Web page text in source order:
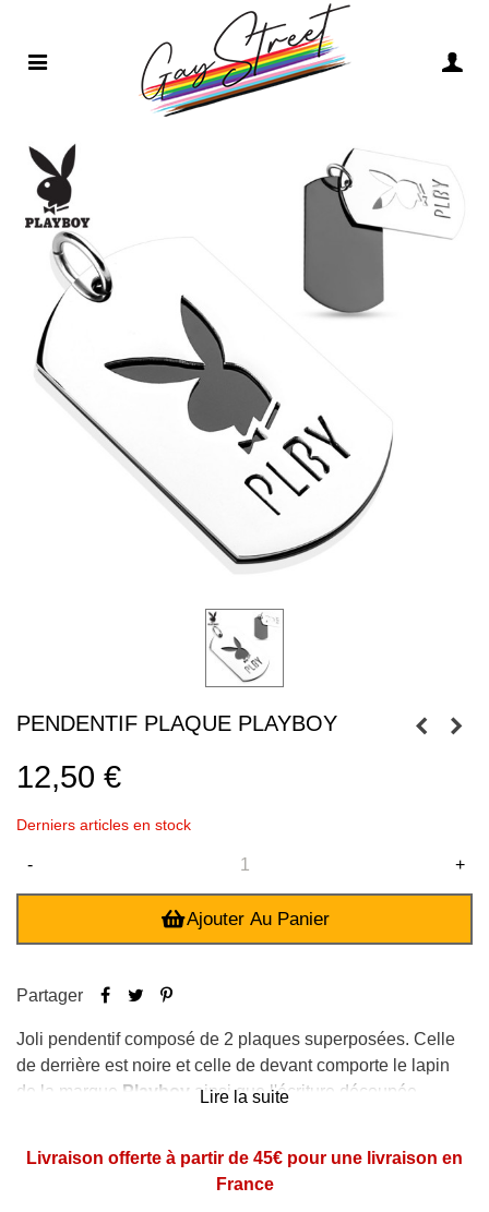
PENDENTIF PLAQUE PLAYBOY
12,50 €
Derniers articles en stock
- +
Ajouter Au Panier
Partager
Joli pendentif composé de 2 plaques superposées. Celle
de derrière est noire et celle de devant comporte le lapin
de la marque Playboy ainsi que l'écriture découpée,
Dimensions: 4,8 x 2,8 cm
Lire la suite
Livraison offerte à partir de 45€ pour une livraison en
France